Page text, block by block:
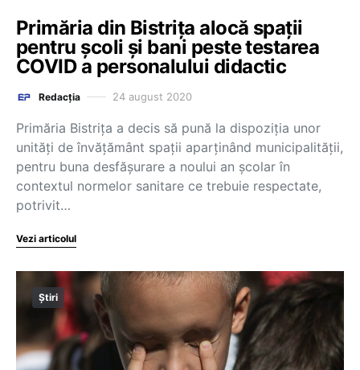
Primăria din Bistrița alocă spaţii
pentru şcoli şi bani peste testarea
COVID a personalului didactic
Redacția 24 august 2020
Primăria Bistriţa a decis să pună la dispoziţia unor
unităţi de învăţământ spaţii aparţinând municipalităţii,
pentru buna desfăşurare a noului an şcolar în
contextul normelor sanitare ce trebuie respectate,
potrivit…
Vezi articolul
Știri